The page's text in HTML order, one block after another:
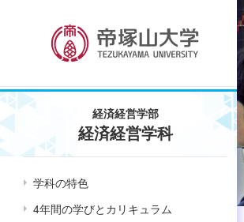
経済経営学部
経済経営学科
学科の特色
4年間の学びとカリキュラム